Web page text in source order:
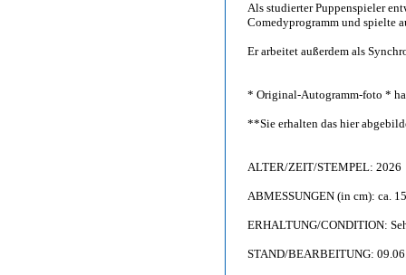
Als studierter Puppenspieler
Comedyprogramm und spielte
Er arbeitet außerdem als
* Original-Autogramm-foto *
**Sie erhalten das hier
ALTER/ZEIT/STEMPEL: 2026
ABMESSUNGEN (in cm): ca.
ERHALTUNG/CONDITION:
STAND/BEARBEITUNG: